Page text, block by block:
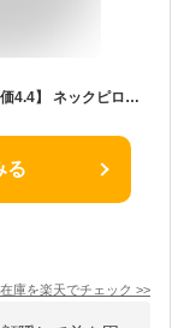
【ヒルナンデス&めざましテレビ紹介品★高評価4.4】 ネックピロー 飛行機 車用 低反発 首枕 フード フード付き 旅行 便利グッズ 旅行グッズ トラベルグッズ 車 トラベル 携帯枕 車用品 便利グッズ 快眠 仮眠 肩こり トラベルピロー 洗える 人気 旅行 おすすめ プレゼント
る
庫を楽天でチェック >>